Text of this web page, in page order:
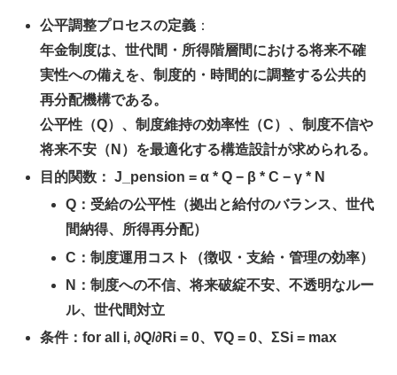
公平調整プロセスの定義 ：
年金制度は、世代間・所得階層間における将来不確
実性への備えを、制度的・時間的に調整する公共的
再分配機構である。
公平性（Q）、制度維持の効率性（C）、制度不信や
将来不安（N）を最適化する構造設計が求められる。
目的関数： J_pension = α * Q − β * C − γ * N
Q：受給の公平性（拠出と給付のバランス、世代
間納得、所得再分配）
C：制度運用コスト（徴収・支給・管理の効率）
N：制度への不信、将来破綻不安、不透明なルー
ル、世代間対立
条件：for all i, ∂Q/∂Ri = 0、∇Q = 0、ΣSi = max